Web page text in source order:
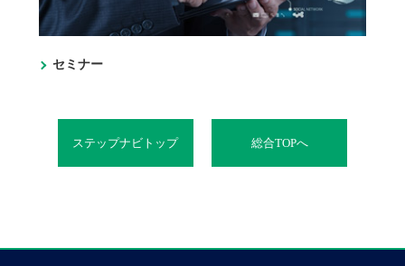
セミナー
ステップナビトップ 総合TOPへ